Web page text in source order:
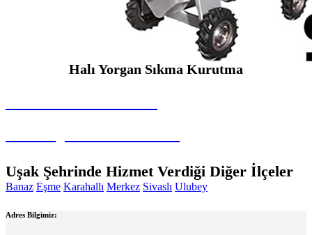
Halı Yorgan Sıkma Kurutma
Uşak Şehrinde Hizmet Verdiği Diğer İlçeler
Banaz Eşme Karahallı Merkez Sivaslı Ulubey
Adres Bilgimiz: